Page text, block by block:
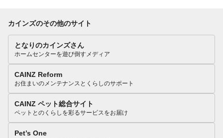
カインズのその他のサイト
となりのカインズさん
ホームセンターを遊び倒すメディア
CAINZ Reform
お住まいのメンテナンスとくらしのサポート
CAINZ ペット総合サイト
ペットとのくらしを彩るサービスをお届け
Pet’s One